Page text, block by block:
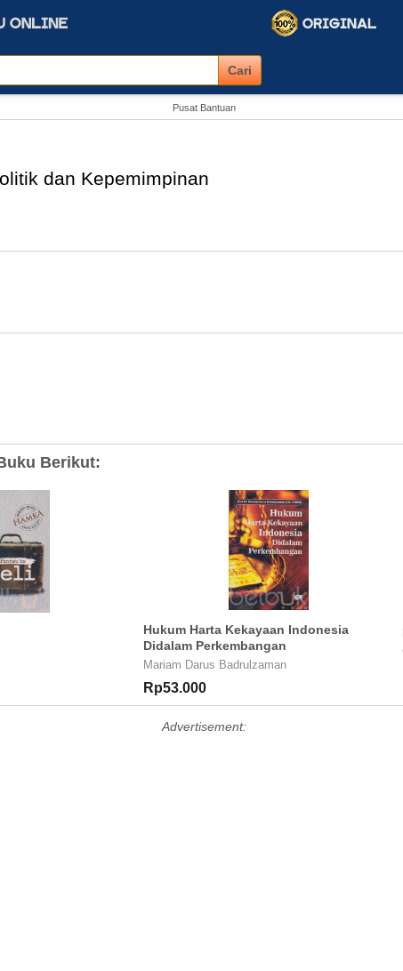
Pusat Bantuan
dan Kepemimpinan
Berikut:
Hukum Harta Kekayaan Indonesia
Didalam Perkembangan
Mariam Darus Badrulzaman
Rp53.000
Advertisement: